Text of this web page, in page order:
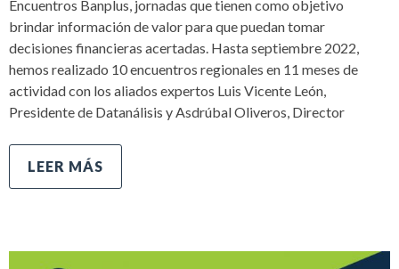
Encuentros Banplus, jornadas que tienen como objetivo
brindar información de valor para que puedan tomar
decisiones financieras acertadas. Hasta septiembre 2022,
hemos realizado 10 encuentros regionales en 11 meses de
actividad con los aliados expertos Luis Vicente León,
Presidente de Datanálisis y Asdrúbal Oliveros, Director
LEER MÁS